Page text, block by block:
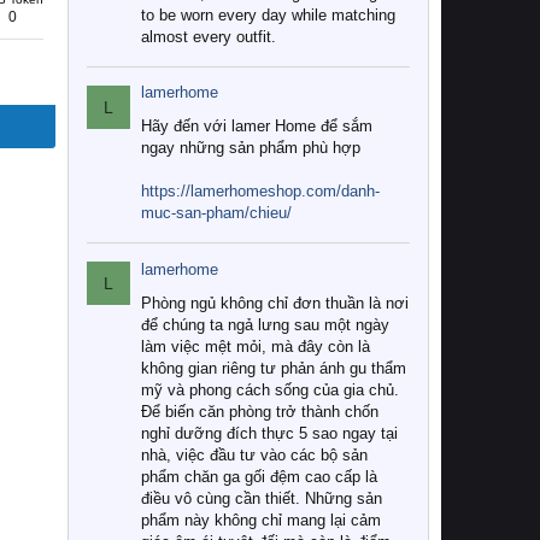
0
to be worn every day while matching
almost every outfit.
L
lamerhome
Hãy đến với lamer Home để sắm
ngay những sản phẩm phù hợp
https://lamerhomeshop.com/danh-
muc-san-pham/chieu/
L
lamerhome
Phòng ngủ không chỉ đơn thuần là nơi
để chúng ta ngả lưng sau một ngày
làm việc mệt mỏi, mà đây còn là
không gian riêng tư phản ánh gu thẩm
mỹ và phong cách sống của gia chủ.
Để biến căn phòng trở thành chốn
nghỉ dưỡng đích thực 5 sao ngay tại
nhà, việc đầu tư vào các bộ sản
phẩm chăn ga gối đệm cao cấp là
điều vô cùng cần thiết. Những sản
phẩm này không chỉ mang lại cảm